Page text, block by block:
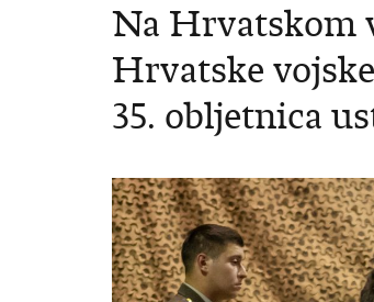
Na Hrvatskom
Hrvatske
35. obljetnica